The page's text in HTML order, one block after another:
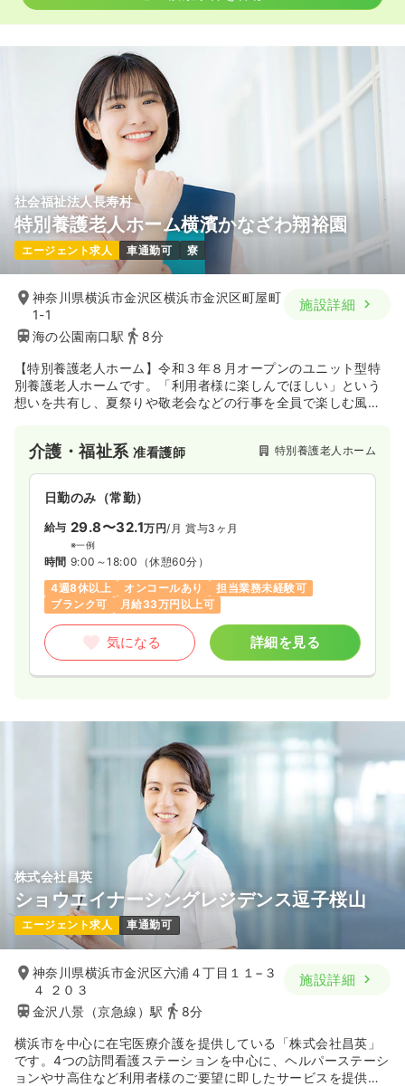
社会福祉法人長寿村
特別養護老人ホーム横濱かなざわ翔裕園
エージェント求人 車通勤可 寮
神奈川県横浜市金沢区横浜市金沢区町屋町
1-1
海の公園南口駅
8分
施設詳細
【特別養護老人ホーム】令和３年８月オープンのユニット型特
別養護老人ホームです。「利用者様に楽しんでほしい」という
想いを共有し、夏祭りや敬老会などの行事を全員で楽しむ風土
係なく交流されています。
介護・福祉系准看護師 特別養護老人ホーム
日勤のみ（常勤）
給与 29.8〜32.1万円/月 賞与3ヶ月
※一例
時間 9:00～18:00 （休憩60分）
4週8休以上
オンコールあり
担当業務未経験可
ブランク可
月給33万円以上可
気になる 詳細を見る
株式会社昌英
ショウエイナーシングレジデンス逗子桜山
エージェント求人 車通勤可
神奈川県横浜市金沢区六浦４丁目１１−３
４ ２０３
金沢八景（京急線）駅
8分
施設詳細
横浜市を中心に在宅医療介護を提供している「株式会社昌英」
です。4つの訪問看護ステーションを中心に、ヘルパーステーシ
ョンやサ高住など利用者様のご要望に即したサービスを提供し